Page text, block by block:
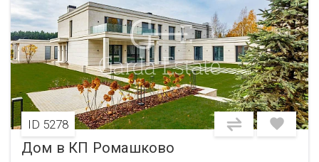
ID 5278
Дом в КП Ромашково